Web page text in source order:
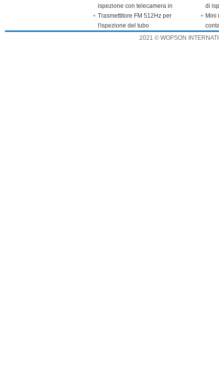
ispezione con telecamera in
acciaio inox
Trasmettitore FM 512Hz per
l'ispezione del tubo
di
Mini
2021 © WOPSON